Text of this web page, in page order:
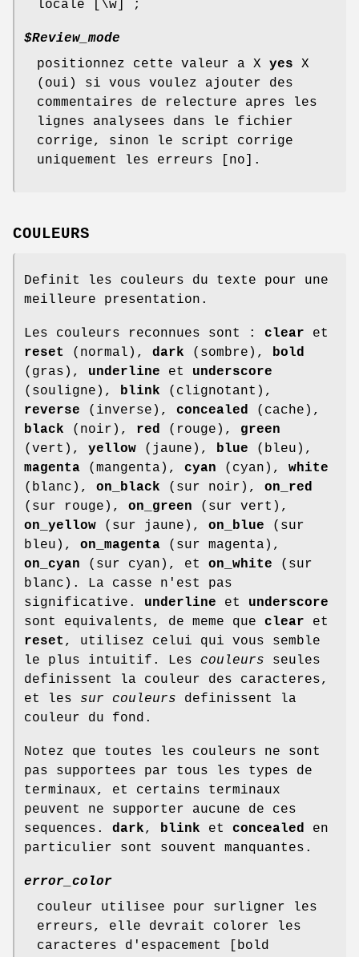
locale [\w] ;
$Review_mode
positionnez cette valeur a X yes X
(oui) si vous voulez ajouter des
commentaires de relecture apres les
lignes analysees dans le fichier
corrige, sinon le script corrige
uniquement les erreurs [no].
COULEURS
Definit les couleurs du texte pour une
meilleure presentation.
Les couleurs reconnues sont : clear et
reset
(normal), dark (sombre), bold
(gras), underline et underscore
(souligne), blink (clignotant),
reverse (inverse), concealed (cache),
black (noir), red (rouge), green
(vert), yellow (jaune), blue (bleu),
magenta (mangenta), cyan (cyan), white
(blanc), on_black (sur noir), on_red
(sur rouge), on_green (sur vert),
on_yellow (sur jaune), on_blue (sur
bleu), on_magenta (sur magenta),
on_cyan (sur cyan), et on_white (sur
blanc). La casse n'est pas
significative. underline et underscore
sont equivalents, de meme que clear et
reset , utilisez celui qui vous semble
le plus intuitif. Les couleurs seules
definissent la couleur des caracteres,
et les sur couleurs definissent la
couleur du fond.
Notez que toutes les couleurs ne sont
pas supportees par tous les types de
terminaux, et certains terminaux
peuvent ne supporter aucune de ces
sequences. dark, blink et concealed en
particulier sont souvent manquantes.
error_color
couleur utilisee pour surligner les
erreurs, elle devrait colorer les
caracteres d'espacement [bold